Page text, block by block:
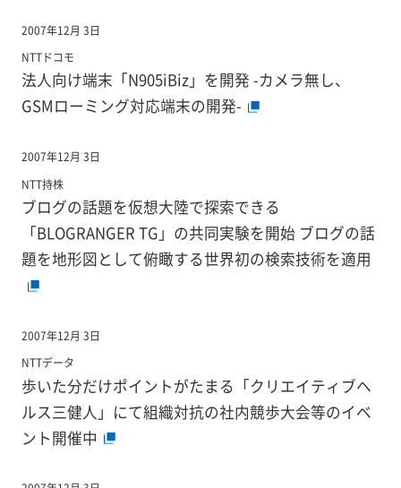
2007年12月 3日
NTTドコモ
法人向け端末「N905iBiz」を開発 -カメラ無し、
GSMローミング対応端末の開発-
2007年12月 3日
NTT持株
ブログの話題を仮想大陸で探索できる
「BLOGRANGER TG」の共同実験を開始 ブログの話
題を地形図として俯瞰する世界初の検索技術を適用
2007年12月 3日
NTTデータ
歩いた分だけポイントがたまる「クリエイティブヘ
ルス三健人」にて組織対抗の社内競歩大会等のイベ
ント開催中